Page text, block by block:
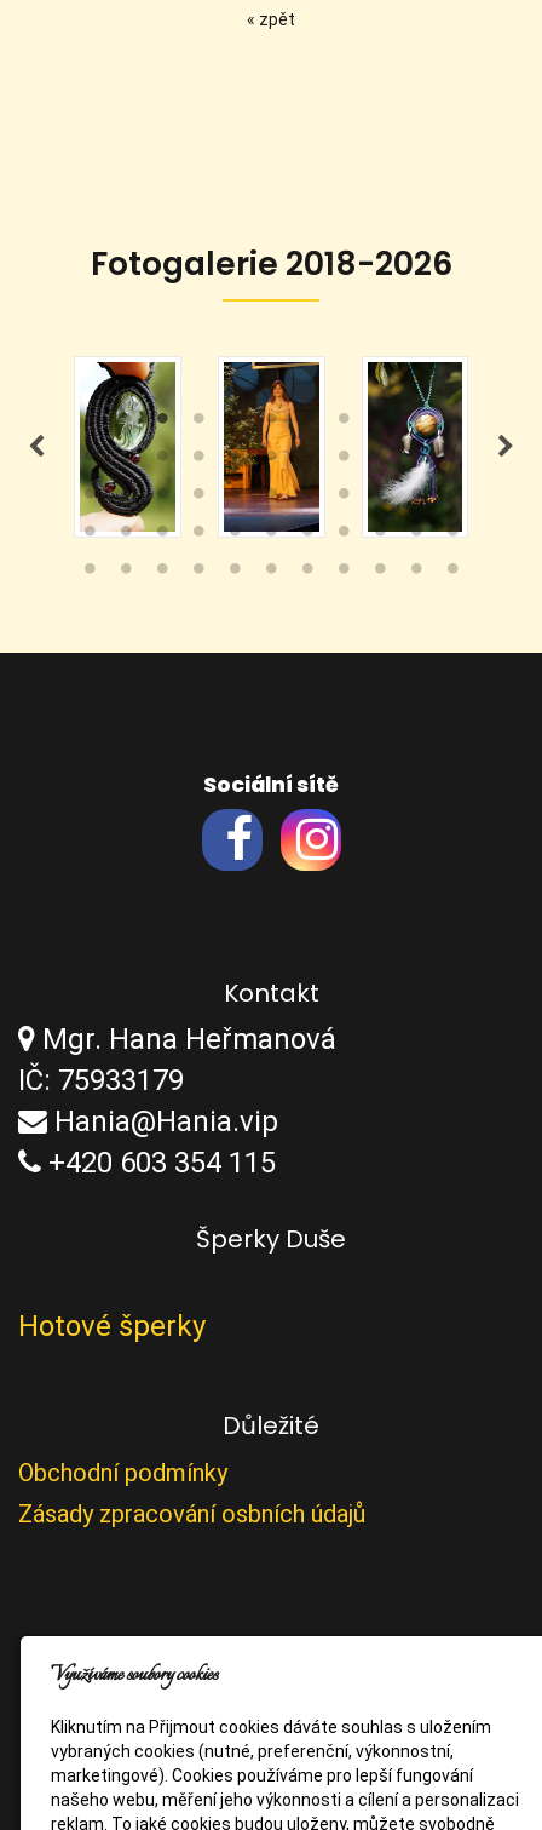
« zpět
Fotogalerie 2018-2026
Sociální sítě
Kontakt
Mgr. Hana Heřmanová
IČ: 75933179
Hania@Hania.vip
+420 603 354 115
Šperky Duše
Hotové šperky
Důležité
Obchodní podmínky
Zásady zpracování osbních údajů
Využíváme soubory cookies
Kliknutím na Přijmout cookies dáváte souhlas s uložením
vybraných cookies (nutné, preferenční, výkonnostní,
marketingové). Cookies používáme pro lepší fungování
našeho webu, měření jeho výkonnosti a cílení a personalizaci
reklam. To jaké cookies budou uloženy, můžete svobodně